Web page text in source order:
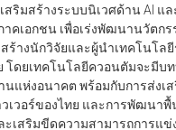
ริมสร้างระบบนิเวศด้าน AI
คเอกชน เพื่อเร่งพัฒนานวัตก
างนักวิจัยและผู้นำเทคโนโล
โดยเทคโนโลยีควอนตัมจะมี
แห่งอนาคต พร้อมกับการส่งเ
เวอร์ของไทย และการพัฒนา
เสริมขีดความสามารถการแข่